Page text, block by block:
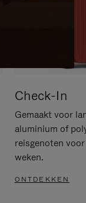
Check-In
Gemaakt voor
aluminium of
reisgenoten
weken.
ONTDEKKEN